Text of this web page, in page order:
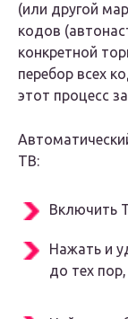
(или другой
кодов
конкретной
перебор всех
этот процесс
ТВ:
Включить
Нажать и
до тех